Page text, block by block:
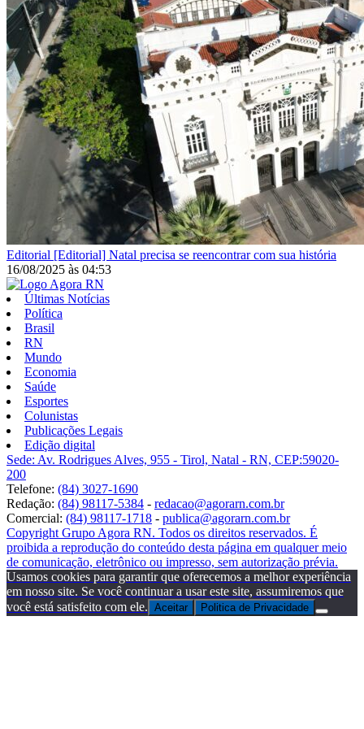
Editorial [Editorial] Natal precisa se reencontrar com sua história
16/08/2025 às 04:53
Últimas Notícias
Política
Brasil
RN
Mundo
Economia
Saúde
Esportes
Colunistas
Publicações Legais
Edição digital
Sede: Av. Rodrigues Alves, 955 - Tirol, Natal - RN, CEP:59020-
200
Telefone: (84) 3027-1690
Redação: (84) 98117-5384 - redacao@agorarn.com.br
Comercial: (84) 98117-1718 - publica@agorarn.com.br
Copyright Grupo Agora RN. Todos os direitos reservados. É
proibida a reprodução do conteúdo desta página em qualquer meio
de comunicação, eletrônico ou impresso, sem autorização prévia.
Usamos cookies para garantir que oferecemos a melhor experiência
em nosso site. Se você continuar a usar este site, assumiremos que
você está satisfeito com ele. Aceitar Politica de Privacidade